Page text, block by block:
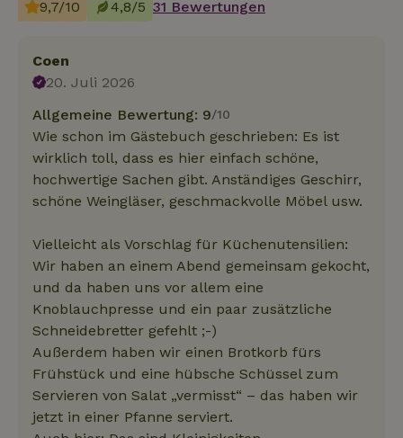
9,7/10 4,8/5 31 Bewertungen
Coen
20. Juli 2026
Allgemeine Bewertung: 9/10
Wie schon im Gästebuch geschrieben: Es ist
wirklich toll, dass es hier einfach schöne,
hochwertige Sachen gibt. Anständiges Geschirr,
schöne Weingläser, geschmackvolle Möbel usw.
Vielleicht als Vorschlag für Küchenutensilien:
Wir haben an einem Abend gemeinsam gekocht,
und da haben uns vor allem eine
Knoblauchpresse und ein paar zusätzliche
Schneidebretter gefehlt ;-)
Außerdem haben wir einen Brotkorb fürs
Frühstück und eine hübsche Schüssel zum
Servieren von Salat „vermisst“ – das haben wir
jetzt in einer Pfanne serviert.